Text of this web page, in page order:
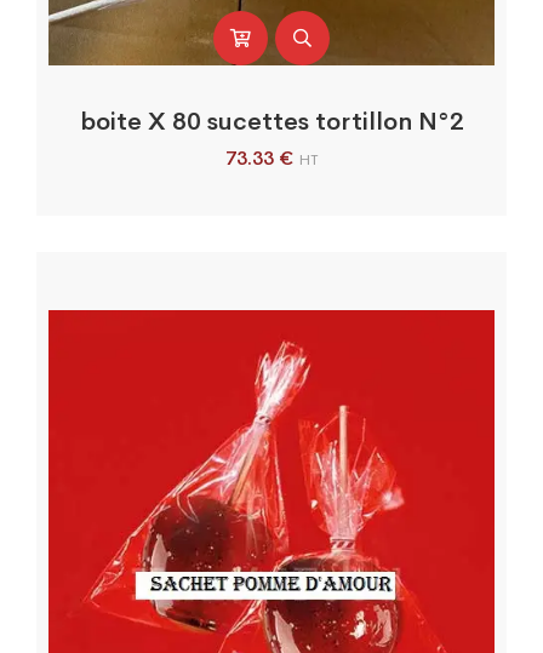
boite X 80 sucettes tortillon N°2
73.33 € HT